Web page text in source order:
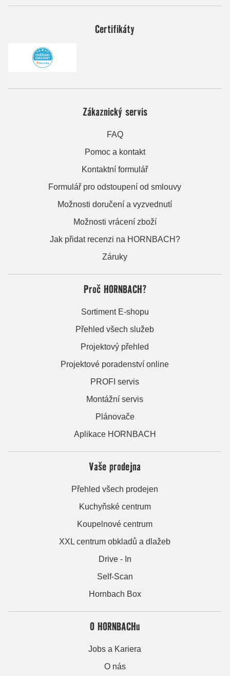
Certifikáty
Zákaznický servis
FAQ
Pomoc a kontakt
Kontaktní formulář
Formulář pro odstoupení od smlouvy
Možnosti doručení a vyzvednutí
Možnosti vrácení zboží
Jak přidat recenzi na HORNBACH?
Záruky
Proč HORNBACH?
Sortiment E-shopu
Přehled všech služeb
Projektový přehled
Projektové poradenství online
PROFI servis
Montážní servis
Plánovače
Aplikace HORNBACH
Vaše prodejna
Přehled všech prodejen
Kuchyňské centrum
Koupelnové centrum
XXL centrum obkladů a dlažeb
Drive - In
Self-Scan
Hornbach Box
O HORNBACHu
Jobs a Kariera
O nás